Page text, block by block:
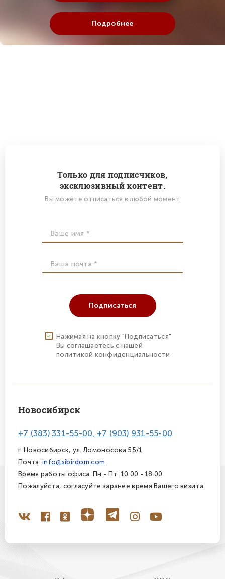
Подробнее
Только для подписчиков,
эксклюзивный контент.
Вы можете отписаться в любой момент
Подписаться
Нажимая на кнопку "Подписаться"
Вы соглашаетесь с нашей
политикой конфиденциальности
Новосибирск
+7 (383) 331-55-00, +7 (903) 931-55-00
г. Новосибирск, ул. Ломоносова 55/1
Почта:info@sibirdom.com
Время работы офиса: Пн - Пт: 10.00 - 18.00
Пожалуйста, согласуйте заранее время Вашего визита